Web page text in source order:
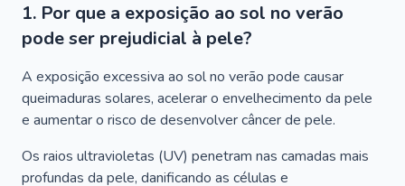
1. Por que a exposição ao sol no verão
pode ser prejudicial à pele?
A exposição excessiva ao sol no verão pode causar
queimaduras solares, acelerar o envelhecimento da pele
e aumentar o risco de desenvolver câncer de pele.
Os raios ultravioletas (UV) penetram nas camadas mais
profundas da pele, danificando as células e